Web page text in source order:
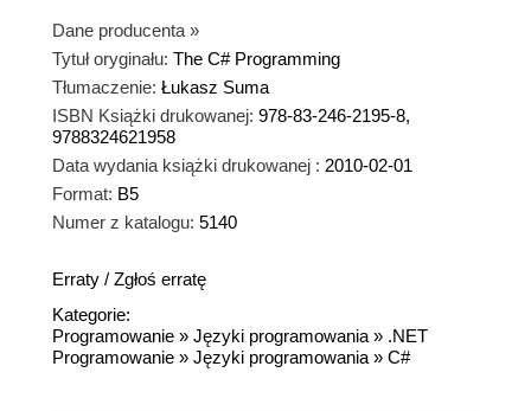
Dane producenta »
Tytuł oryginału: The C# Programming
Tłumaczenie: Łukasz Suma
ISBN Książki drukowanej: 978-83-246-2195-8,
9788324621958
Data wydania książki drukowanej : 2010-02-01
Format: B5
Numer z katalogu: 5140
Erraty / Zgłoś erratę
Kategorie:
Programowanie » Języki programowania » .NET
Programowanie » Języki programowania » C#